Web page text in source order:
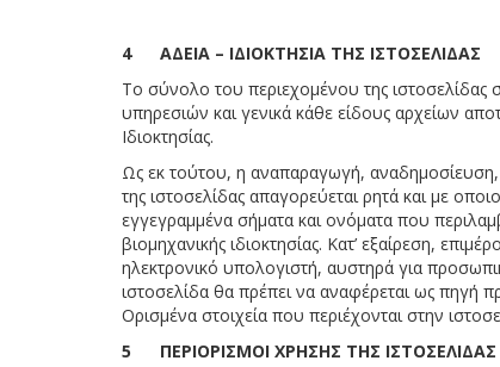
4 ΑΔΕΙΑ – ΙΔΙΟΚΤΗΣΙΑ ΤΗΣ ΙΣΤΟΣΕΛΙΔΑΣ
Το σύνολο του περιεχομένου της
υπηρεσιών και γενικά κάθε είδους αρχείων
Ιδιοκτησίας.
Ως εκ τούτου, η αναπαραγωγή,
της ιστοσελίδας απαγορεύεται ρητά και με
εγγεγραμμένα σήματα και ονόματα που
βιομηχανικής ιδιοκτησίας. Κατ’ εξαίρεση,
ηλεκτρονικό υπολογιστή, αυστηρά για
ιστοσελίδα θα πρέπει να αναφέρεται ως πηγή
Ορισμένα στοιχεία που περιέχονται στην
5 ΠΕΡΙΟΡΙΣΜΟΙ ΧΡΗΣΗΣ ΤΗΣ ΙΣΤΟΣΕΛΙΔΑΣ